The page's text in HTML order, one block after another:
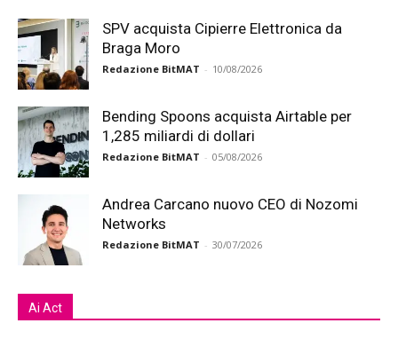
SPV acquista Cipierre Elettronica da
Braga Moro
Redazione BitMAT - 10/08/2026
Bending Spoons acquista Airtable per
1,285 miliardi di dollari
Redazione BitMAT - 05/08/2026
Andrea Carcano nuovo CEO di Nozomi
Networks
Redazione BitMAT - 30/07/2026
Ai Act